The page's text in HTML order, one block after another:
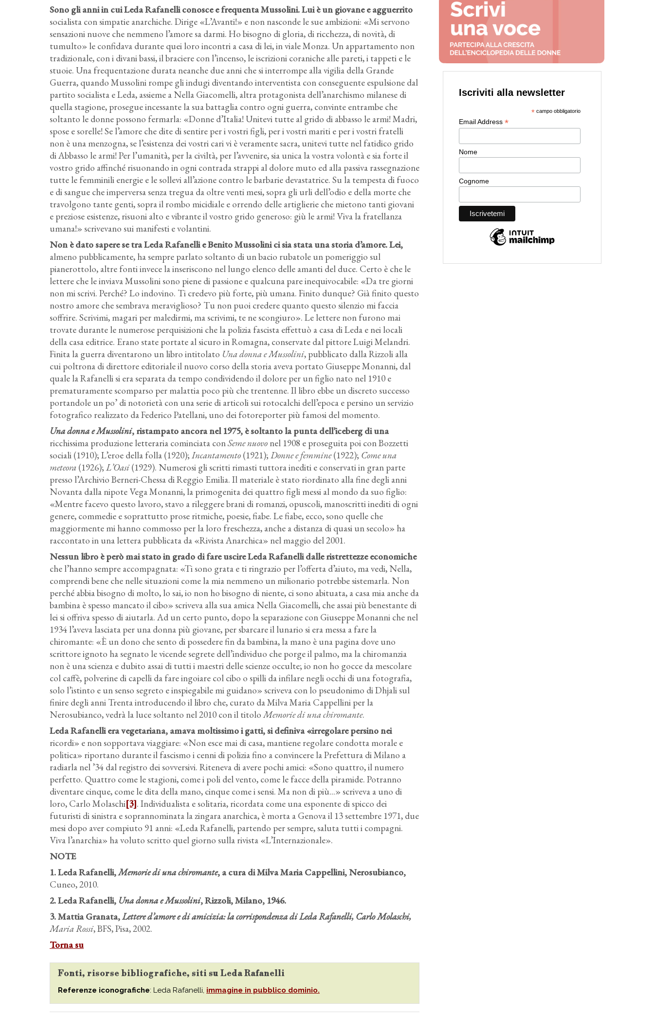
Sono gli anni in cui Leda Rafanelli conosce e frequenta Mussolini. Lui è un giovane e agguerrito
socialista con simpatie anarchiche. Dirige «L’Avanti!» e non nasconde le sue ambizioni: «Mi servono
sensazioni nuove che nemmeno l’amore sa darmi. Ho bisogno di gloria, di ricchezza, di novità, di
tumulto» le confidava durante quei loro incontri a casa di lei, in viale Monza. Un appartamento non
tradizionale, con i divani bassi, il braciere con l’incenso, le iscrizioni coraniche alle pareti, i tappeti e le
stuoie. Una frequentazione durata neanche due anni che si interrompe alla vigilia della Grande
Guerra, quando Mussolini rompe gli indugi diventando interventista con conseguente espulsione dal
partito socialista e Leda, assieme a Nella Giacomelli, altra protagonista dell’anarchismo milanese di
quella stagione, prosegue incessante la sua battaglia contro ogni guerra, convinte entrambe che
soltanto le donne possono fermarla: «Donne d’Italia! Unitevi tutte al grido di abbasso le armi! Madri,
spose e sorelle! Se l’amore che dite di sentire per i vostri figli, per i vostri mariti e per i vostri fratelli
non è una menzogna, se l’esistenza dei vostri cari vi è veramente sacra, unitevi tutte nel fatidico grido
di Abbasso le armi! Per l’umanità, per la civiltà, per l’avvenire, sia unica la vostra volontà e sia forte il
vostro grido affinché risuonando in ogni contrada strappi al dolore muto ed alla passiva rassegnazione
tutte le femminili energie e le sollevi all’azione contro le barbarie devastatrice. Su la tempesta di fuoco
e di sangue che imperversa senza tregua da oltre venti mesi, sopra gli urli dell’odio e della morte che
travolgono tante genti, sopra il rombo micidiale e orrendo delle artiglierie che mietono tanti giovani
e preziose esistenze, risuoni alto e vibrante il vostro grido generoso: giù le armi! Viva la fratellanza
umana!» scrivevano sui manifesti e volantini.
Non è dato sapere se tra Leda Rafanelli e Benito Mussolini ci sia stata una storia d’amore. Lei,
almeno pubblicamente, ha sempre parlato soltanto di un bacio rubatole un pomeriggio sul
pianerottolo, altre fonti invece la inseriscono nel lungo elenco delle amanti del duce. Certo è che le
lettere che le inviava Mussolini sono piene di passione e qualcuna pare inequivocabile: «Da tre giorni
non mi scrivi. Perché? Lo indovino. Ti credevo più forte, più umana. Finito dunque? Già finito questo
nostro amore che sembrava meraviglioso? Tu non puoi credere quanto questo silenzio mi faccia
soffrire. Scrivimi, magari per maledirmi, ma scrivimi, te ne scongiuro». Le lettere non furono mai
trovate durante le numerose perquisizioni che la polizia fascista effettuò a casa di Leda e nei locali
della casa editrice. Erano state portate al sicuro in Romagna, conservate dal pittore Luigi Melandri.
Finita la guerra diventarono un libro intitolato Una donna e Mussolini, pubblicato dalla Rizzoli alla
cui poltrona di direttore editoriale il nuovo corso della storia aveva portato Giuseppe Monanni, dal
quale la Rafanelli si era separata da tempo condividendo il dolore per un figlio nato nel 1910 e
prematuramente scomparso per malattia poco più che trentenne. Il libro ebbe un discreto successo
portandole un po’ di notorietà con una serie di articoli sui rotocalchi dell’epoca e persino un servizio
fotografico realizzato da Federico Patellani, uno dei fotoreporter più famosi del momento.
Una donna e Mussolini, ristampato ancora nel 1975, è soltanto la punta dell’iceberg di una
ricchissima produzione letteraria cominciata conSeme nuovo nel 1908 e proseguita poi con Bozzetti
sociali (1910); L’eroe della folla (1920); Incantamento (1921); Donne e femmine(1922); Come una
meteora (1926); L’Oasi (1929). Numerosi gli scritti rimasti tuttora inediti e conservati in gran parte
presso l’Archivio Berneri-Chessa di Reggio Emilia. Il materiale è stato riordinato alla fine degli anni
Novanta dalla nipote Vega Monanni, la primogenita dei quattro figli messi al mondo da suo figlio:
«Mentre facevo questo lavoro, stavo a rileggere brani di romanzi, opuscoli, manoscritti inediti di ogni
genere, commedie e soprattutto prose ritmiche, poesie, fiabe. Le fiabe, ecco, sono quelle che
maggiormente mi hanno commosso per la loro freschezza, anche a distanza di quasi un secolo» ha
raccontato in una lettera pubblicata da «Rivista Anarchica» nel maggio del 2001.
Nessun libro è però mai stato in grado di fare uscire Leda Rafanelli dalle ristrettezze economiche
che l’hanno sempre accompagnata: «Ti sono grata e ti ringrazio per l’offerta d’aiuto, ma vedi, Nella,
comprendi bene che nelle situazioni come la mia nemmeno un milionario potrebbe sistemarla. Non
perché abbia bisogno di molto, lo sai, io non ho bisogno di niente, ci sono abituata, a casa mia anche da
bambina è spesso mancato il cibo» scriveva alla sua amica Nella Giacomelli, che assai più benestante di
lei si offriva spesso di aiutarla. Ad un certo punto, dopo la separazione con Giuseppe Monanni che nel
1934 l’aveva lasciata per una donna più giovane, per sbarcare il lunario si era messa a fare la
chiromante: «È un dono che sento di possedere fin da bambina, la mano è una pagina dove uno
scrittore ignoto ha segnato le vicende segrete dell’individuo che porge il palmo, ma la chiromanzia
non è una scienza e dubito assai di tutti i maestri delle scienze occulte; io non ho gocce da mescolare
col caffè, polverine di capelli da fare ingoiare col cibo o spilli da infilare negli occhi di una fotografia,
solo l’istinto e un senso segreto e inspiegabile mi guidano» scriveva con lo pseudonimo di Dhjali sul
finire degli anni Trenta introducendo il libro che, curato da Milva Maria Cappellini per la
Nerosubianco, vedrà la luce soltanto nel 2010 con il titoloMemorie di una chiromante.
Leda Rafanelli era vegetariana, amava moltissimo i gatti, si definiva «irregolare persino nei
ricordi» e non sopportava viaggiare: «Non esce mai di casa, mantiene regolare condotta morale e
politica» riportano durante il fascismo i cenni di polizia fino a convincere la Prefettura di Milano a
radiarla nel ’34 dal registro dei sovversivi. Riteneva di avere pochi amici: «Sono quattro, il numero
perfetto. Quattro come le stagioni, come i poli del vento, come le facce della piramide. Potranno
diventare cinque, come le dita della mano, cinque come i sensi. Ma non di più...» scriveva a uno di
loro, Carlo Molaschi[3]. Individualista e solitaria, ricordata come una esponente di spicco dei
futuristi di sinistra e soprannominata la zingara anarchica, è morta a Genova il 13 settembre 1971, due
mesi dopo aver compiuto 91 anni: «Leda Rafanelli, partendo per sempre, saluta tutti i compagni.
Viva l’anarchia» ha voluto scritto quel giorno sulla rivista «L’Internazionale».
NOTE
1. Leda Rafanelli,Memorie di una chiromante, a cura di Milva Maria Cappellini, Nerosubianco,
Cuneo, 2010.
2. Leda Rafanelli, Una donna e Mussolini, Rizzoli, Milano, 1946.
3. Mattia Granata,Lettere d’amore e di amicizia: la corrispondenza di Leda Rafanelli, Carlo Molaschi,
Maria Rossi, BFS, Pisa, 2002.
Torna su
Fonti, risorse bibliografiche, siti su Leda Rafanelli
Referenze iconografiche: Leda Rafanelli, immagine in pubblico dominio.